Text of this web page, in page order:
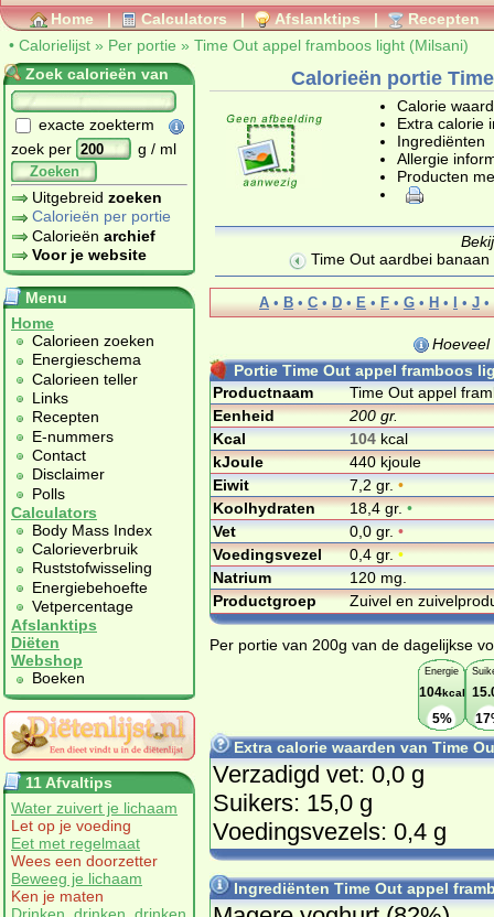
Home | Calculators | Afslanktips | Recepten
• Calorielijst » Per portie » Time Out appel framboos light (Milsani)
Zoek calorieën van
exacte zoekterm
zoek per
g / ml
Zoeken
Uitgebreid zoeken
Calorieën per portie
Calorieën archief
Voor je website
Menu
Home
Calorieen zoeken
Energieschema
Calorieen teller
Links
Recepten
E-nummers
Contact
Disclaimer
Polls
Calculators
Body Mass Index
Calorieverbruik
Ruststofwisseling
Energiebehoefte
Vetpercentage
Afslanktips
Diëten
Webshop
Boeken
11 Afvaltips
Water zuivert je lichaam
Let op je voeding
Eet met regelmaat
Wees een doorzetter
Beweeg je lichaam
Ken je maten
Drinken, drinken, drinken
Calorieën portie
Calorie
Extra calorie
Ingrediënten
Allergie
Producten
Time Out aardbei banaan
A • B • C • D • E • F • G • H • I • J •
Hoeveel
Portie Time Out appel framboos
Productnaam
Time Out appel
Eenheid
200 gr.
Kcal
104 kcal
kJoule
440 kjoule
Eiwit
7,2 gr. •
Koolhydraten
18,4 gr.•
Vet
0,0 gr. •
Voedingsvezel
0,4 gr.•
Natrium
120 mg.
Productgroep
Zuivel en
Per portie van 200g van de dagelijkse
Energie
104kcal
5%
Extra calorie waarden van Time
Verzadigd vet: 0,0 g
Suikers: 15,0 g
Voedingsvezels: 0,4 g
Ingrediënten Time Out appel